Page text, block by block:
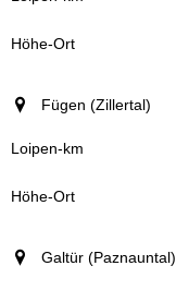
Fügen (Zillertal)
Galtür (Paznauntal)